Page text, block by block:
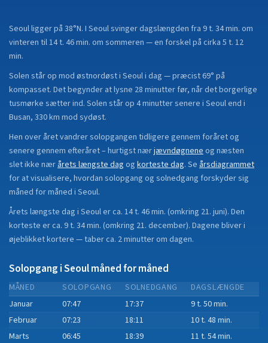
Seoulligger på 38°N. I Seoul svinger dagslængden fra 9 t. 34 min. om
vinteren til 14 t. 46 min. om sommeren — en forskel på cirka 5 t. 12
min.
Solen står op mod østnordøst i Seoul i dag — præcist 69° på
kompasset. Det begynder at lysne 28 minutter før, når det borgerlige
tusmørke sætter ind. Solen står op 4 minutter senere i Seoul end i
Busan, 330 km mod sydøst.
Hen over året vandrer solopgangen tidligere gennem foråret og
senere gennem efteråret– hurtigst nærjævndøgneneog næsten
slet ikke nærårets længste dag og korteste dag. Se årsdiagrammet
for at visualisere, hvordan solopgang og solnedgang forskyder sig
måned for måned i Seoul.
Årets længste dag i Seouler ca. 14 t. 46 min. (omkring 21. juni). Den
korteste er ca. 9 t. 34 min. (omkring 21. december). Dagene bliver i
øjeblikketkortere —taberca. 2minutterom dagen.
Solopgang iSeoulmåned for måned
MÅNED SOLOPGANG SOLNEDGANG
DAGSLÆNGDE
Januar
07:47 17:37
9 t. 50 min.
Februar
07:23 18:11
10 t. 48 min.
Marts
06:45 18:39
11 t. 54 min.